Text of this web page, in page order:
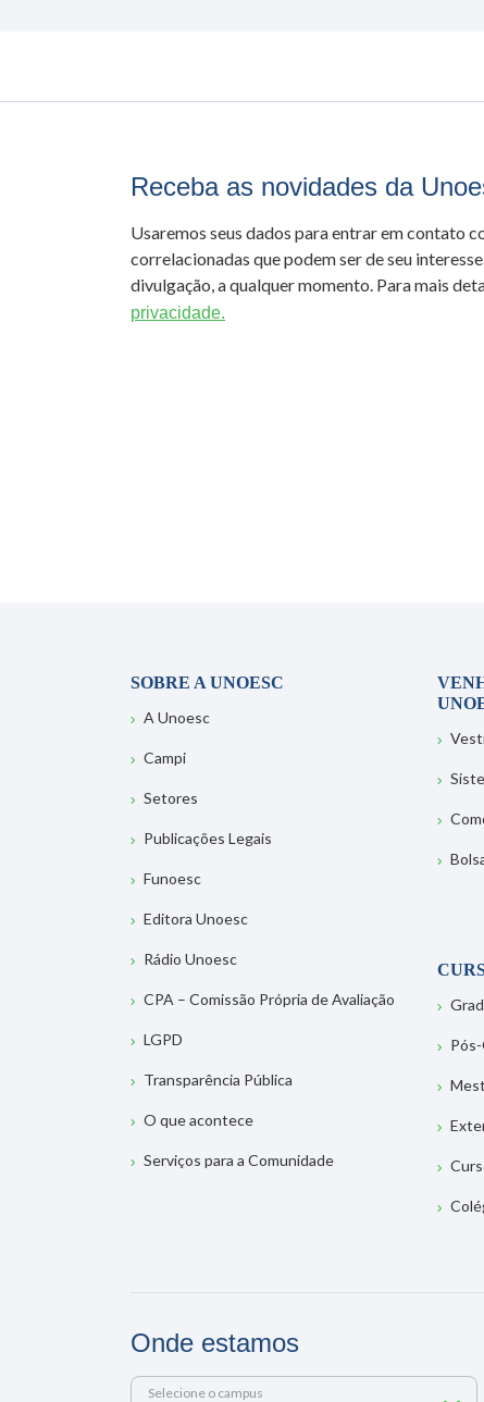
Receba as novidades da
Usaremos seus dados para entrar em contato
correlacionadas que podem ser de seu
divulgação, a qualquer momento. Para mais
privacidade.
SOBRE A UNOESC
A Unoesc
Campi
Setores
Publicações Legais
Funoesc
Editora Unoesc
Rádio Unoesc
CPA – Comissão Própria de Avaliação
LGPD
Transparência Pública
O que acontece
Serviços para a Comunidade
Onde estamos
Selecione o campus